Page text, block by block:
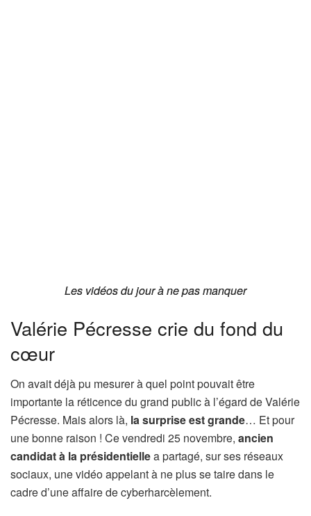
Les vidéos du jour à ne pas manquer
Les vidéos du jour à ne pas manquer
Valérie Pécresse crie du fond du
cœur
On avait déjà pu mesurer à quel point pouvait être
importante la réticence du grand public à l’égard de Valérie
Pécresse. Mais alors là, la surprise est grande… Et pour
une bonne raison ! Ce vendredi 25 novembre, ancien
candidat à la présidentiellea partagé, sur ses réseaux
sociaux, une vidéo appelant à ne plus se taire dans le
cadre d’une affaire de cyberharcèlement.